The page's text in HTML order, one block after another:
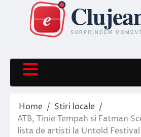
content
Home
Stiri locale
ATB, Tinie Tempah si Fatman
lista de artisti la Untold Festival